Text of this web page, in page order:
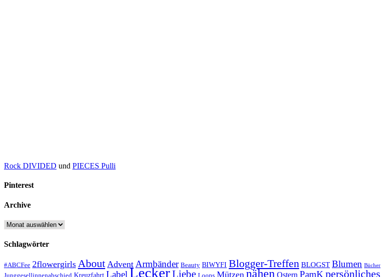
Rock DIVIDED und PIECES Pulli
Pinterest
Archive
Archive
Schlagwörter
#ABCFee 2flowergirls About Advent Armbänder Beauty BIWYFI Blogger-Treffen BLOGST Blumen Bücher
Kreuzfahrt Label LeckerLiebe Mützen nähen Ostern PamK persönliches